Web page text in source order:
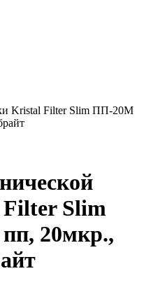
Kristal Filter Slim ПП-20M
Slim
20мкр.,